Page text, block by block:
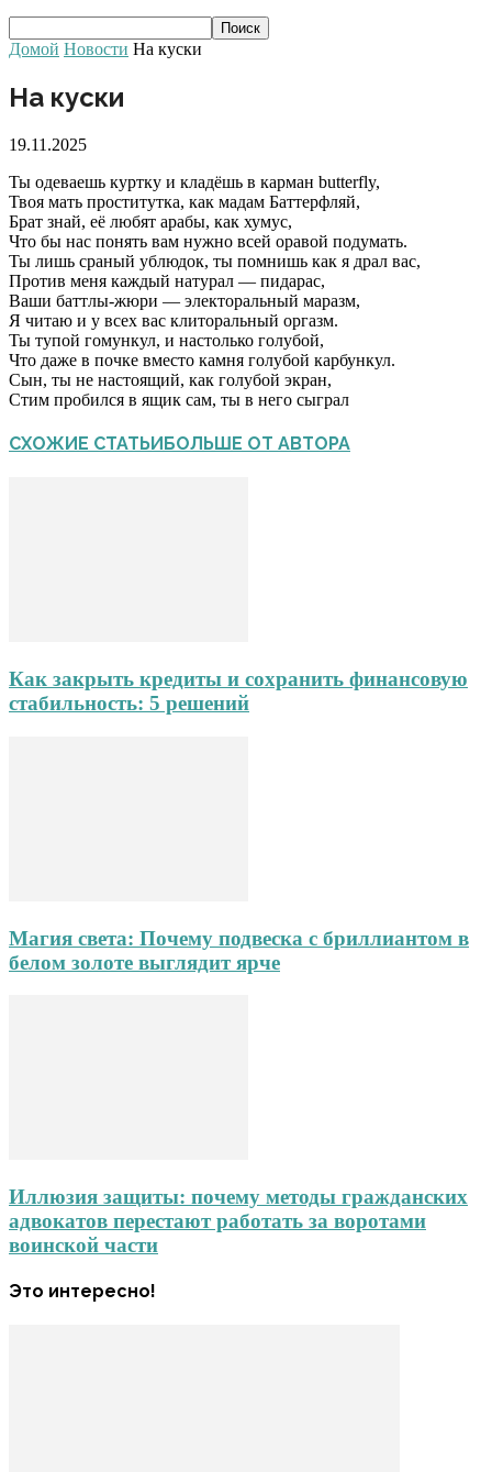
Домой Новости На куски
На куски
19.11.2025
Ты одеваешь куртку и кладёшь в карман butterfly,
Твоя мать проститутка, как мадам Баттерфляй,
Брат знай, её любят арабы, как хумус,
Что бы нас понять вам нужно всей оравой подумать.
Ты лишь сраный ублюдок, ты помнишь как я драл вас,
Против меня каждый натурал — пидарас,
Ваши баттлы-жюри — электоральный маразм,
Я читаю и у всех вас клиторальный оргазм.
Ты тупой гомункул, и настолько голубой,
Что даже в почке вместо камня голубой карбункул.
Сын, ты не настоящий, как голубой экран,
Стим пробился в ящик сам, ты в него сыграл
СХОЖИЕ СТАТЬИБОЛЬШЕ ОТ АВТОРА
Как закрыть кредиты и сохранить финансовую
стабильность: 5 решений
Магия света: Почему подвеска с бриллиантом в
белом золоте выглядит ярче
Иллюзия защиты: почему методы гражданских
адвокатов перестают работать за воротами
воинской части
Это интересно!